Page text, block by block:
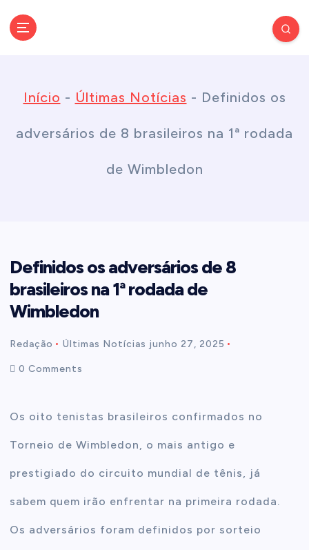
Início - Últimas Notícias - Definidos os
adversários de 8 brasileiros na 1ª rodada
de Wimbledon
Definidos os adversários de 8
brasileiros na 1ª rodada de
Wimbledon
Redação Últimas Notícias junho 27, 2025
0 Comments
Os oito tenistas brasileiros confirmados no
Torneio de Wimbledon, o mais antigo e
prestigiado do circuito mundial de tênis, já
sabem quem irão enfrentar na primeira rodada.
Os adversários foram definidos por sorteio